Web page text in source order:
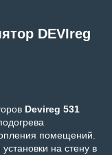
DEVIreg
Devireg 531
помещений.
на стену в